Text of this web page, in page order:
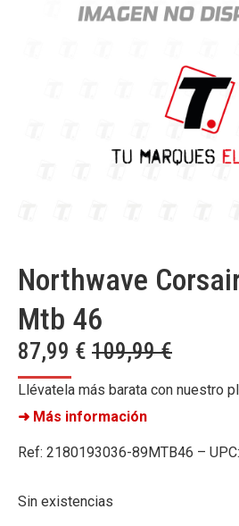
Northwave
Mtb 46
87,99 € 109,99€
Llévatela más barata con nuestro
➜ Más información
Ref: 2180193036-89MTB46 –
Sin existencias